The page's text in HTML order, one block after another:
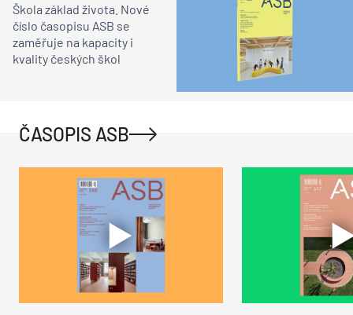
Škola základ života. Nové
číslo časopisu ASB se
zaměřuje na kapacity i
kvality českých škol
ČASOPIS ASB